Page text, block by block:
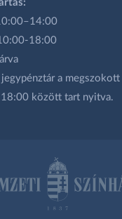
18:00
a megszokott
között tart nyitva.